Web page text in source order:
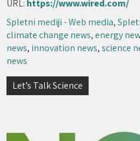
URL: https://www.wired.com/
Spletni mediji - Web media,
climate change news,energy
news, innovation news,science
news
Navigacija
Let’s Talk Science